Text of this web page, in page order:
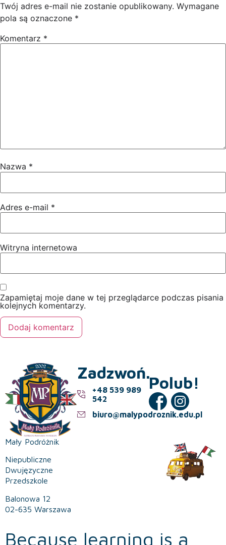
Twój adres e-mail nie zostanie opublikowany. Wymagane
pola są oznaczone *
Komentarz *
Nazwa *
Adres e-mail *
Witryna internetowa
Zapamiętaj moje dane w tej przeglądarce podczas pisania
kolejnych komentarzy.
Mały Podróżnik
Niepubliczne
Dwujęzyczne
Przedszkole
Balonowa 12
02-635 Warszawa
Zadzwoń.
+48 539 989
542
biuro@malypodroznik.edu.pl
Polub!
Because learning is a